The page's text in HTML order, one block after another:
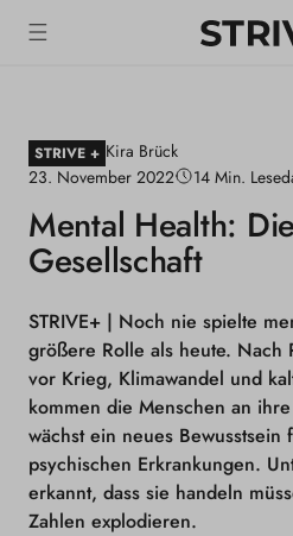
STRIVE + Kira Brück
23. November 2022
14 Min.
Mental Health:
Gesellschaft
STRIVE+ | Noch nie spielte
größere Rolle als heute. Nach
vor Krieg, Klimawandel und
kommen die Menschen an
wächst ein neues
psychischen Erkrankungen.
erkannt, dass sie handeln
Zahlen explodieren.